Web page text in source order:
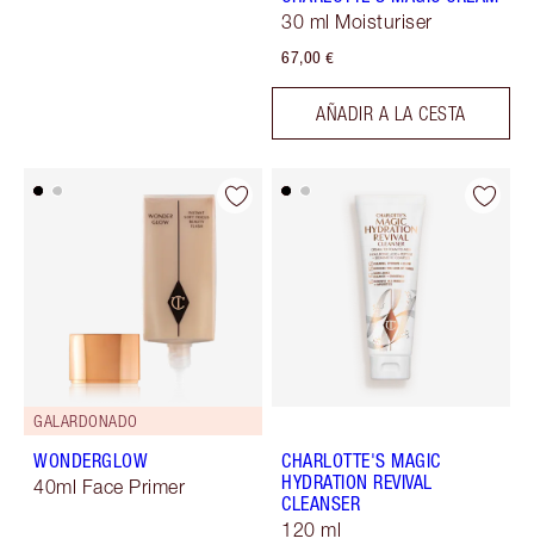
30 ml Moisturiser
67,00 €
AÑADIR A LA CESTA
GALARDONADO
WONDERGLOW
40ml Face Primer
CHARLOTTE'S MAGIC
HYDRATION REVIVAL
CLEANSER
120 ml